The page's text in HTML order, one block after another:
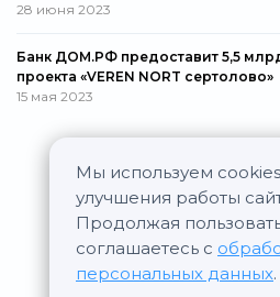
Мы используем
улучшения работы
Продолжая
соглашаетесь с
персональных данных.
28 июня 2023
Банк ДОМ.РФ предоставит 5,5
проекта «VEREN NORT сертолово»
15 мая 2023
Все